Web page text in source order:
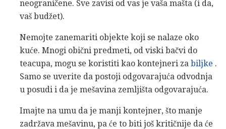
neograničene. Sve zavisi od vas je vaša mašta (i da,
vaš budžet).
Nemojte zanemariti objekte koji se nalaze oko
kuće. Mnogi obični predmeti, od viski bačvi do
teacupa, mogu se koristiti kao kontejneri za biljke .
Samo se uverite da postoji odgovarajuća odvodnja
u posudi i da je mešavina zemljišta odgovarajuća.
Imajte na umu da je manji kontejner, što manje
zadržava mešavinu, pa će to biti još kritičnije da će